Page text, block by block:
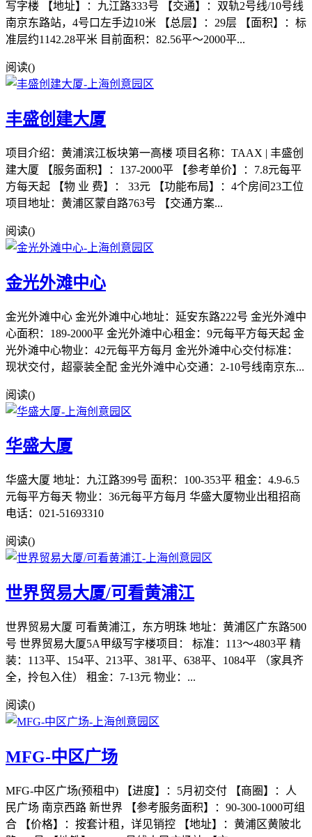
写字楼 【地址】：九江路333号 【交通】：双轨2号线/10号线
南京东路站，4号口左手边10米 【总层】：29层 【面积】：标
准层约1142.28平米 目前面积：82.56平～2000平...
阅读()
丰盛创建大厦
项目介绍：黄浦滨江板块第一高楼 项目名称：TAAX | 丰盛创
建大厦 【服务面积】：137-2000平 【参考单价】：7.8元每平
方每天起 【物 业 费】： 33元 【功能布局】：4个房间23工位
项目地址：黄浦区蒙自路763号 【交通方案...
阅读()
金光外滩中心
金光外滩中心 金光外滩中心地址：延安东路222号 金光外滩中
心面积：189-2000平 金光外滩中心租金：9元每平方每天起 金
光外滩中心物业：42元每平方每月 金光外滩中心交付标准：
现状交付，超豪装全配 金光外滩中心交通：2-10号线南京东...
阅读()
华盛大厦
华盛大厦 地址：九江路399号 面积：100-353平 租金：4.9-6.5
元每平方每天 物业：36元每平方每月 华盛大厦物业出租招商
电话：021-51693310
阅读()
世界贸易大厦/可看黄浦江
世界贸易大厦 可看黄浦江，东方明珠 地址：黄浦区广东路500
号 世界贸易大厦5A甲级写字楼项目： 标准：113～4803平 精
装：113平、154平、213平、381平、638平、1084平 （家具齐
全，拎包入住） 租金：7-13元 物业：...
阅读()
MFG-中区广场
MFG-中区广场(预租中) 【进度】：5月初交付 【商圈】：人
民广场 南京西路 新世界 【参考服务面积】：90-300-1000可组
合 【价格】：按套计租，详见销控 【地址】：黄浦区黄陂北